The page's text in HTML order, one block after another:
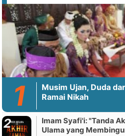
Musim Ujan, Duda
Ramai Nikah
Imam Syafi'i: "Tanda
Ulama yang